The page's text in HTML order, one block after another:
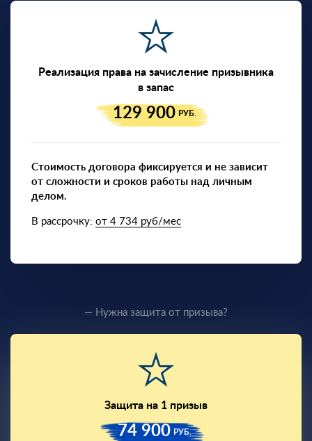
Реализация права на зачисление призывника
в запас
129 900 РУБ.
Стоимость договора фиксируется и не зависит
от сложности и сроков работы над личным
делом.
В рассрочку: от 4 734 руб/мес
— Нужна защита от призыва?
Защита на 1 призыв
74 900 РУБ.